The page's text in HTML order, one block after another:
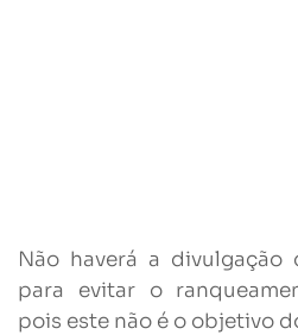
Não haverá a divulgação
para evitar o
pois este não é o objetivo